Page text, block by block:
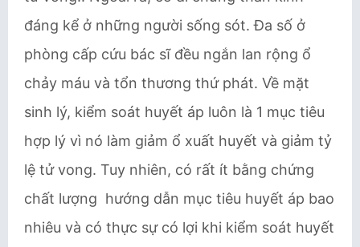
đáng kể ở những người sống sót. Đa số ở
phòng cấp cứu bác sĩ đều ngắn lan rộng ổ
chảy máu và tổn thương thứ phát. Về mặt
sinh lý, kiểm soát huyết áp luôn là 1 mục tiêu
hợp lý vì nó làm giảm ổ xuất huyết và giảm tỷ
lệ tử vong. Tuy nhiên, có rất ít bằng chứng
chất lượng hướng dẫn mục tiêu huyết áp bao
nhiêu và có thực sự có lợi khi kiểm soát huyết